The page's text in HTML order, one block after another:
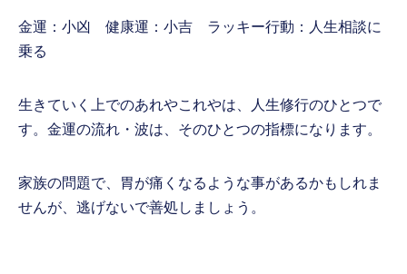
金運：小凶 健康運：小吉 ラッキー行動：人生相談に
乗る
生きていく上でのあれやこれやは、人生修行のひとつで
す。金運の流れ・波は、そのひとつの指標になります。
家族の問題で、胃が痛くなるような事があるかもしれま
せんが、逃げないで善処しましょう。